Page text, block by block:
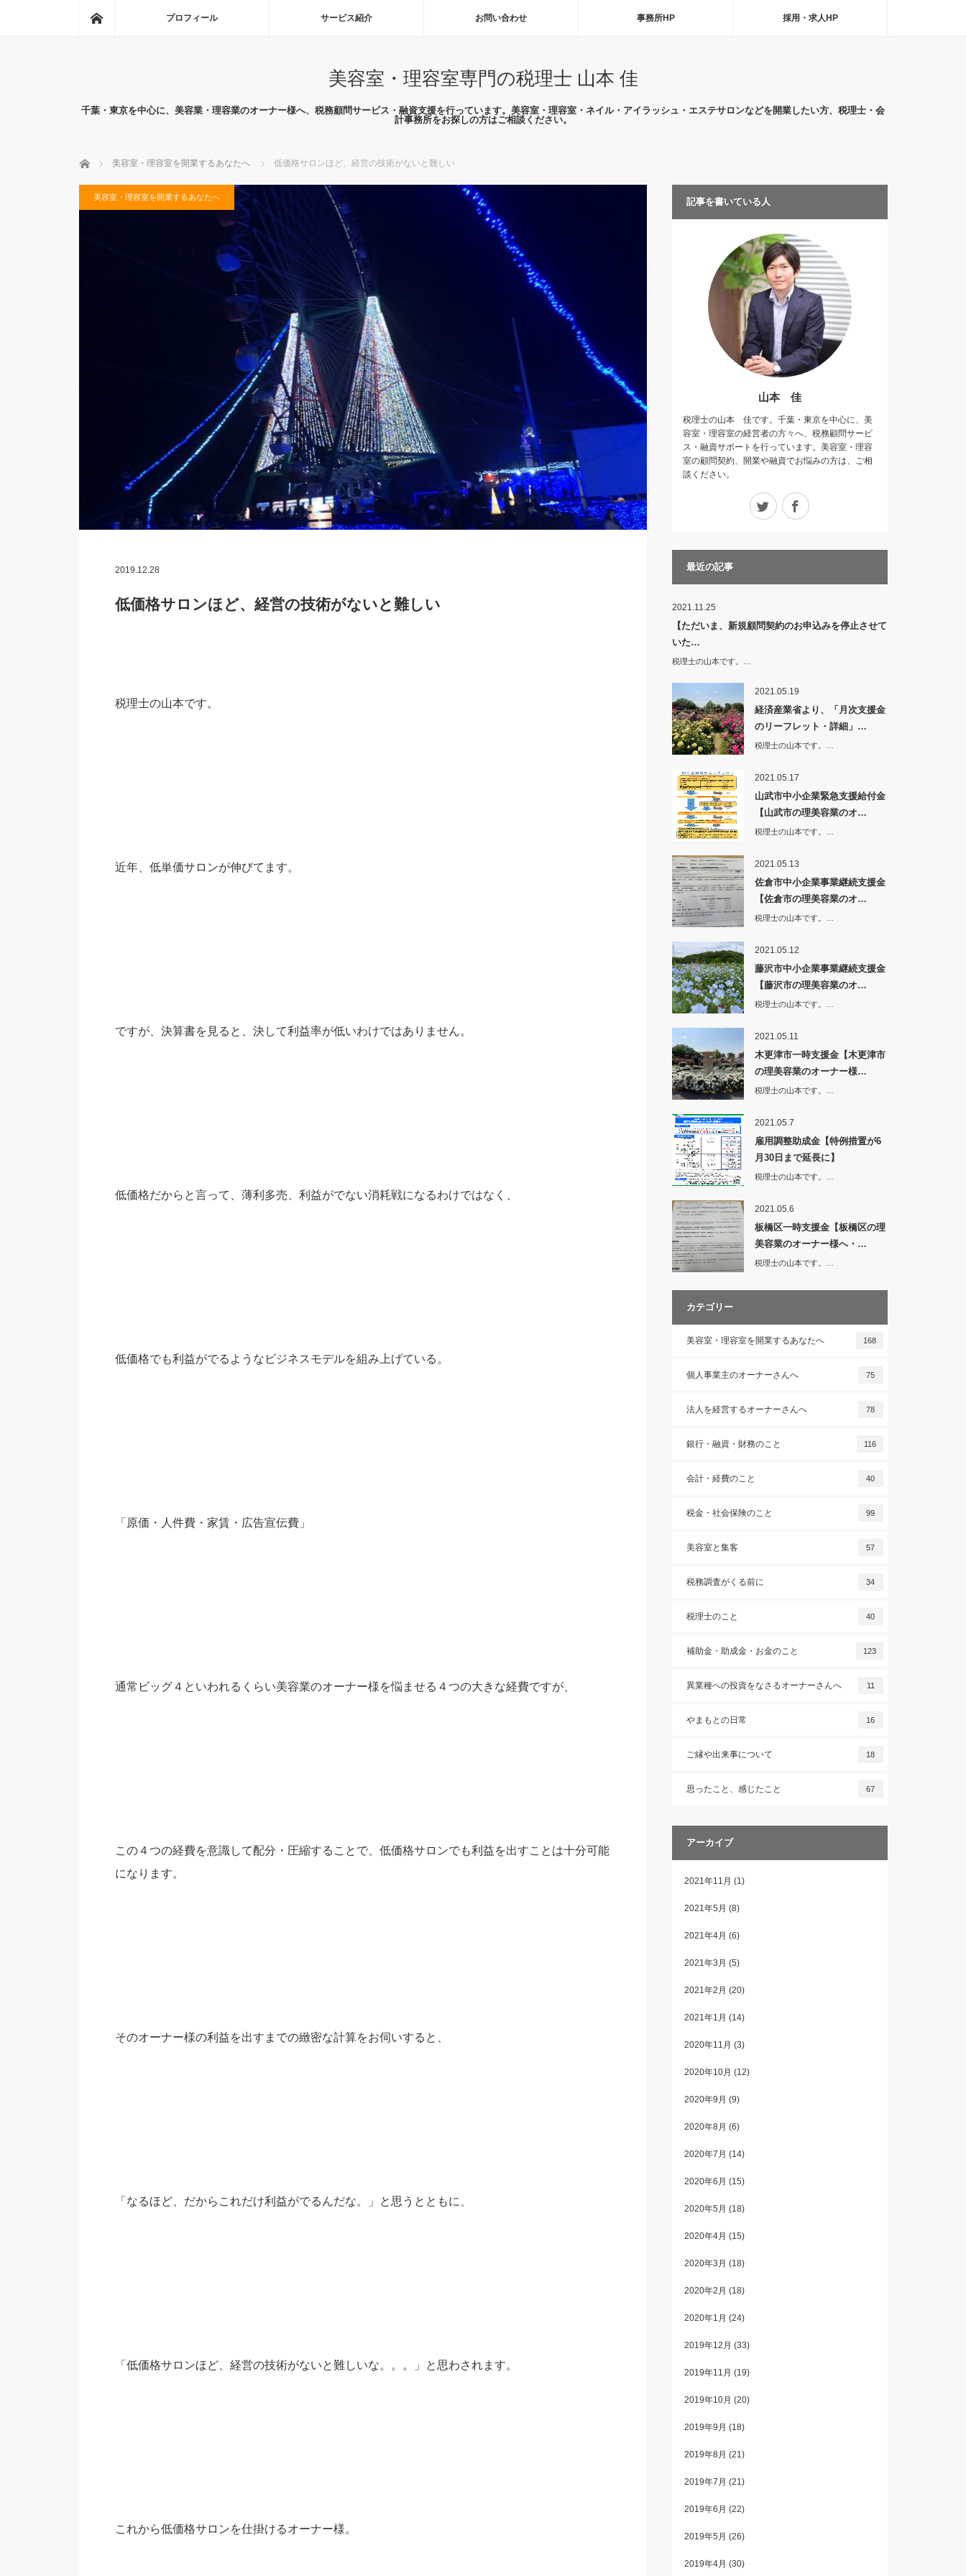
プロフィール サービス紹介 お問い合わせ 事務所HP 採用・求人HP
美容室・理容室専門の税理士 山本 佳
千葉・東京を中心に、美容業・理容業のオーナー様へ、税務顧問サービス・融資支援を行っています。美容室・理容室・ネイル・アイラッシュ・エステサロンなどを開業したい方、税理士・会
計事務所をお探しの方はご相談ください。
ホーム 美容室・理容室を開業するあなたへ 低価格サロンほど、経営の技術がないと難しい
美容室・理容室を開業するあなたへ
2019.12.28
低価格サロンほど、経営の技術がないと難しい
税理士の山本です。
近年、低単価サロンが伸びてます。
ですが、決算書を見ると、決して利益率が低いわけではありません。
低価格だからと言って、薄利多売、利益がでない消耗戦になるわけではなく、
低価格でも利益がでるようなビジネスモデルを組み上げている。
「原価・人件費・家賃・広告宣伝費」
通常ビッグ４といわれるくらい美容業のオーナー様を悩ませる４つの大きな経費ですが、
この４つの経費を意識して配分・圧縮することで、 低価格サロンでも利益を出すことは十分可能
になります。
そのオーナー様の利益を出すまでの緻密な計算をお伺いすると、
「なるほど、だからこれだけ利益がでるんだな。」 と思うとともに、
「低価格サロンほど、経営の技術がないと難しいな。。。」 と思わされます。
これから低価格サロンを仕掛けるオーナー様。
記事を書いている人
山本 佳
税理士の山本 佳です。千葉・東京を中心に、美
容室・理容室の経営者の方々へ、税務顧問サービ
ス・融資サポートを行っています。美容室・理容
室の顧問契約、開業や融資でお悩みの方は、ご相
談ください。
Twitter
最近の記事
2021.11.25
【ただいま、新規顧問契約のお申込みを停止させて
いた…
税理士の山本です。…
2021.05.19
経済産業省より、「月次支援金
のリーフレット・詳細」…
税理士の山本です。…
2021.05.17
山武市中小企業緊急支援給付金
【山武市の理美容業のオ…
税理士の山本です。…
2021.05.13
佐倉市中小企業事業継続支援金
【佐倉市の理美容業のオ…
税理士の山本です。…
2021.05.12
藤沢市中小企業事業継続支援金
【藤沢市の理美容業のオ…
税理士の山本です。…
2021.05.11
木更津市一時支援金【木更津市
の理美容業のオーナー様…
税理士の山本です。…
2021.05.7
雇用調整助成金【特例措置が6
月30日まで延長に】
税理士の山本です。…
2021.05.6
板橋区一時支援金【板橋区の理
美容業のオーナー様へ・…
税理士の山本です。…
カテゴリー
美容室・理容室を開業するあなたへ 168
個人事業主のオーナーさんへ 75
法人を経営するオーナーさんへ 78
銀行・融資・財務のこと 116
会計・経費のこと 40
税金・社会保険のこと 99
美容室と集客 57
税務調査がくる前に 34
税理士のこと 40
補助金・助成金・お金のこと 123
異業種への投資をなさるオーナーさんへ 11
やまもとの日常 16
ご縁や出来事について 18
思ったこと、感じたこと 67
アーカイブ
2021年11月 (1)
2021年5月 (8)
2021年4月 (6)
2021年3月 (5)
2021年2月 (20)
2021年1月 (14)
2020年11月 (3)
2020年10月 (12)
2020年9月 (9)
2020年8月 (6)
2020年7月 (14)
2020年6月 (15)
2020年5月 (18)
2020年4月 (15)
2020年3月 (18)
2020年2月 (18)
2020年1月 (24)
2019年12月 (33)
2019年11月 (19)
2019年10月 (20)
2019年9月 (18)
2019年8月 (21)
2019年7月 (21)
2019年6月 (22)
2019年5月 (26)
2019年4月 (30)